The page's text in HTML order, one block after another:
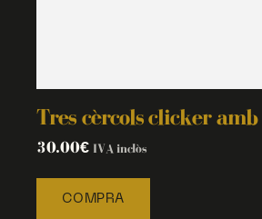
Tres cèrcols clicker
30.00€ IVA inclòs
COMPRA